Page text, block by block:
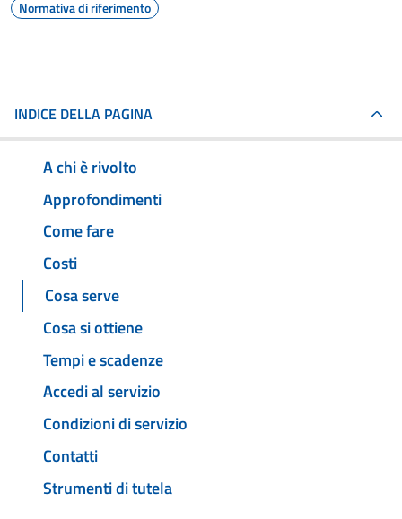
Normativa di riferimento
INDICE DELLA PAGINA
A chi è rivolto
Approfondimenti
Come fare
Costi
Cosa serve
Cosa si ottiene
Tempi e scadenze
Accedi al servizio
Condizioni di servizio
Contatti
Strumenti di tutela